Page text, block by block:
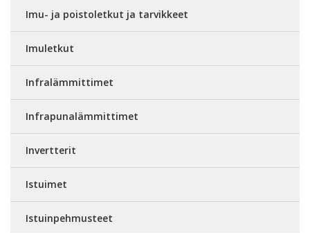
Imu- ja poistoletkut ja tarvikkeet
Imuletkut
Infralämmittimet
Infrapunalämmittimet
Invertterit
Istuimet
Istuinpehmusteet